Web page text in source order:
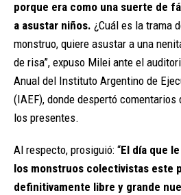
porque era como una suerte de
a asustar niños. ¿Cuál es la trama
monstruo, quiere asustar a una
de risa”, expuso Milei ante el
Anual del Instituto Argentino de
(IAEF), donde despertó
los presentes.
Al respecto, prosiguió: “El día que
los monstruos colectivistas este
definitivamente libre y grande